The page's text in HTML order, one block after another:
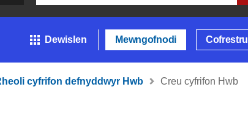
Dewislen Mewngofnodi Cofrestru
cyfrifon defnyddwyr Hwb Creu cyfrifon Hwb